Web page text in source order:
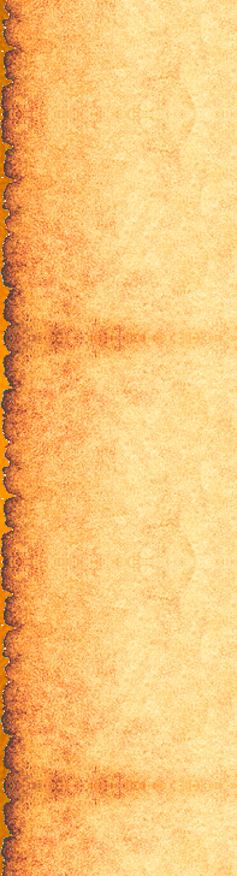
10 серия
11 серия
12 серия
13 серия